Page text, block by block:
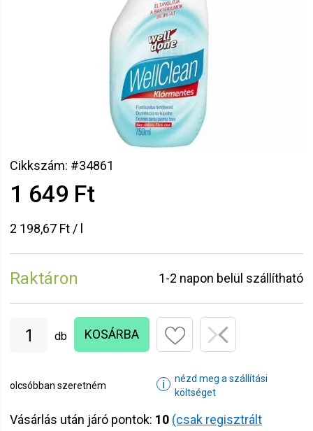
Cikkszám: #34861
1 649 Ft
2 198,67 Ft / l
Raktáron 1-2 napon belül szállítható
db KOSÁRBA
olcsóbban szeretném ℹ
nézd meg a szállítási
költséget
Vásárlás után járó pontok: 10 (csak regisztrált